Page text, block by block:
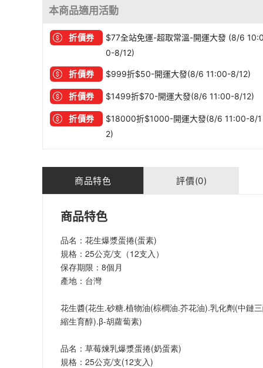
本商品適用活動
折價券
$77全站免運-超取常溫-開運大發 (8/6
0-8/12)
折價券 $999折$50-開運大發(8/6 11:00-8/12)
折價券 $1499折$70-開運大發(8/6 11:00-8/12)
折價券
$18000折$1000-開運大發(8/6 11:00-8/1
2)
商品特色 評價(0)
商品特色
品名：花生爆漿蛋捲(蛋素)
規格：25公克/支（12支入）
保存期限：8個月
產地：台灣
花生醬(花生.砂糖.植物油(棕櫚油.芥花油).乳化劑(中鏈
縮生育醇).β-胡蘿蔔素)
品名：草莓煉乳爆漿蛋捲(奶蛋素)
規格：25公克/支(12支入)